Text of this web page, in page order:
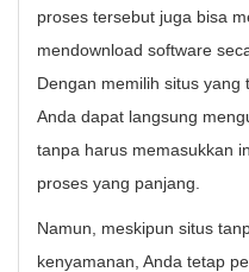
proses tersebut juga bisa
mendownload software
Dengan memilih situs yang
Anda dapat langsung
tanpa harus memasukkan
proses yang panjang.
Namun, meskipun situs
kenyamanan, Anda tetap